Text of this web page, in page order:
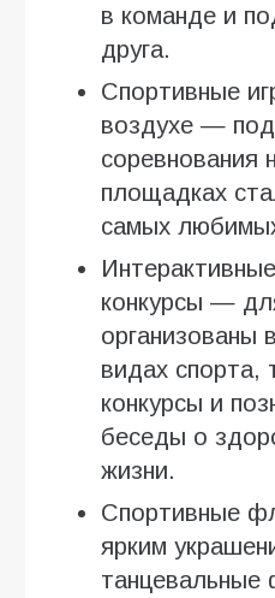
в команде и
друга.
Спортивные
воздухе —
соревнования
площадках
самых
конкурсы —
организованы
видах спорта,
конкурсы и
беседы о
жизни.
Спортивные
ярким